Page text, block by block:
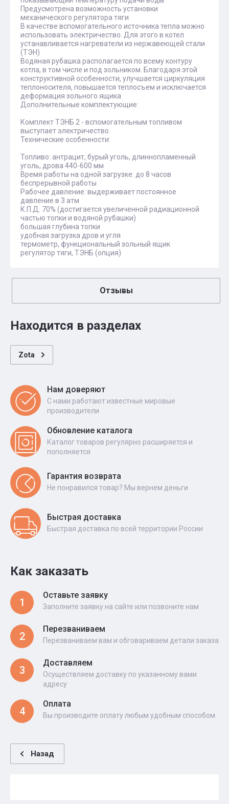
Предусмотрена возможность установки
механического регулятора тяги
В качестве вспомогательного источника тепла можно
использовать электричество. Для этого в котел
устанавливается нагреватели из нержавеющей стали
(ТЭН)
Водяная рубашка располагается по всему контуру
котла, в том числе и под зольником. Благодаря этой
конструктивной особенности, улучшается циркуляция
теплоносителя, повышается теплосъем и исключается
деформация зольного ящика
Дополнительные комплектующие:
Комплект ТЭНБ 2 - вспомогательным топливом
выступает электричество.
Технические особенности:
Топливо: антрацит, бурый уголь, длиннопламенный
уголь, дрова 440-600 мм
Время работы на одной загрузке: до 8 часов
беспрерывной работы
Рабочее давление: выдерживает постоянное
давление в 3 атм
К.П.Д. 70% (достигается увеличенной радиационной
частью топки и водяной рубашки)
большая глубина топки
удобная загрузка дров и угля
термометр, функциональный зольный ящик
регулятор тяги, ТЭНБ (опция)
Отзывы
Находится в разделах
Zota
Нам доверяют
С нами работают известные мировые
производители
Обновление каталога
Каталог товаров регулярно расширяется и
пополняется
Гарантия возврата
Не понравился товар? Мы вернем деньги
Быстрая доставка
Быстрая доставка по всей территории России
Как заказать
1
Оставьте заявку
Заполните заявку на сайте или позвоните нам
2
Перезваниваем
Перезваниваем вам и обговариваем детали заказа
3
Доставляем
Осуществляем доставку по указанному вами
адресу
4
Оплата
Вы производите оплату любым удобным способом
Назад